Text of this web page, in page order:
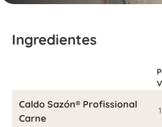
Ingredientes
Caldo Sazón® Profissional
Carne